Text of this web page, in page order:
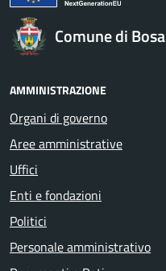
Comune di Bosa
AMMINISTRAZIONE
Organi di governo
Aree amministrative
Uffici
Enti e fondazioni
Politici
Personale amministrativo